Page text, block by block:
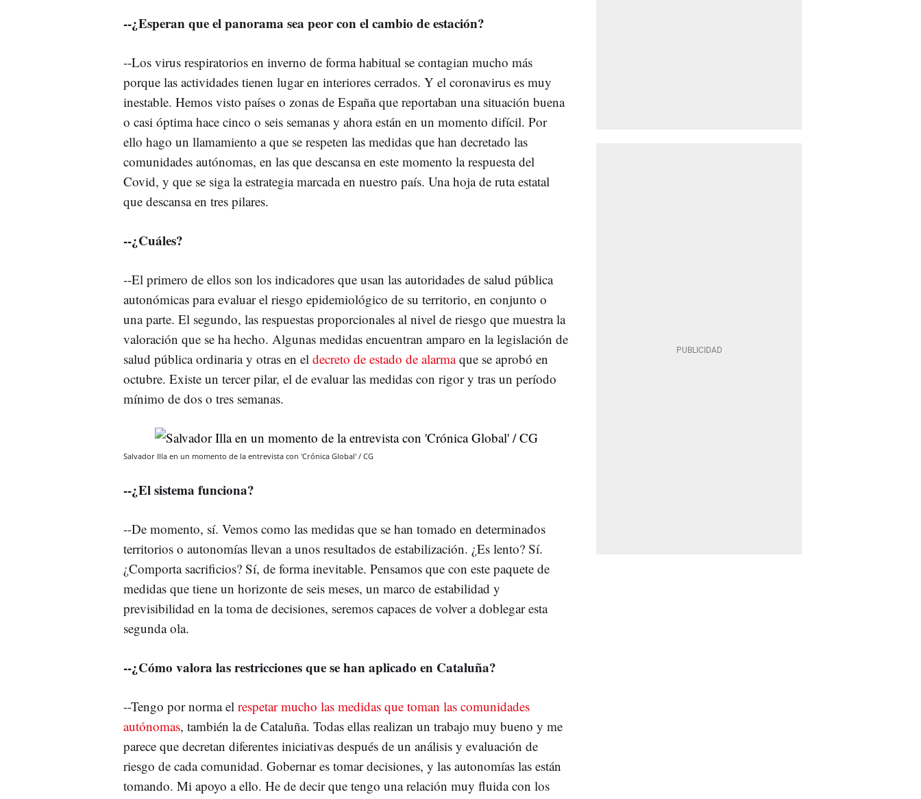
--¿Esperan que el panorama sea peor con el cambio de estación?
--Los virus respiratorios en inverno de forma habitual se contagian mucho más
porque las actividades tienen lugar en interiores cerrados. Y el coronavirus es muy
inestable. Hemos visto países o zonas de España que reportaban una situación buena
o casi óptima hace cinco o seis semanas y ahora están en un momento difícil. Por
ello hago un llamamiento a que se respeten las medidas que han decretado las
comunidades autónomas, en las que descansa en este momento la respuesta del
Covid, y que se siga la estrategia marcada en nuestro país. Una hoja de ruta estatal
que descansa en tres pilares.
--¿Cuáles?
--El primero de ellos son los indicadores que usan las autoridades de salud pública
autonómicas para evaluar el riesgo epidemiológico de su territorio, en conjunto o
una parte. El segundo, las respuestas proporcionales al nivel de riesgo que muestra la
valoración que se ha hecho. Algunas medidas encuentran amparo en la legislación de
salud pública ordinaria y otras en el decreto de estado de alarmaque se aprobó en
octubre. Existe un tercer pilar, el de evaluar las medidas con rigor y tras un período
mínimo de dos o tres semanas.
Salvador Illa en un momento de la entrevista con 'Crónica Global' / CG
--¿El sistema funciona?
--De momento, sí. Vemos como las medidas que se han tomado en determinados
territorios o autonomías llevan a unos resultados de estabilización. ¿Es lento? Sí.
¿Comporta sacrificios? Sí, de forma inevitable. Pensamos que con este paquete de
medidas que tiene un horizonte de seis meses, un marco de estabilidad y
previsibilidad en la toma de decisiones, seremos capaces de volver a doblegar esta
segunda ola.
--¿Cómo valora las restricciones que se han aplicado en Cataluña?
--Tengo por norma el respetar mucho las medidas que toman las comunidades
autónomas, también la de Cataluña. Todas ellas realizan un trabajo muy bueno y me
parece que decretan diferentes iniciativas después de un análisis y evaluación de
riesgo de cada comunidad. Gobernar es tomar decisiones, y las autonomías las están
tomando. Mi apoyo a ello. He de decir que tengo una relación muy fluida con los